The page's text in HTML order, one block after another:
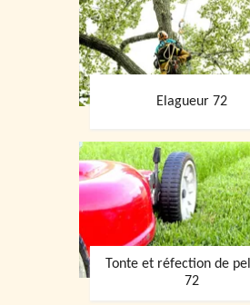
Elagueur 72
Tonte et réfection de
72